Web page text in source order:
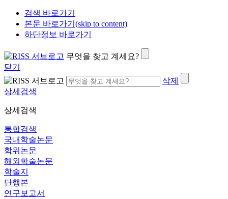
검색 바로가기
본문 바로가기(skip to content)
하단정보 바로가기
무엇을 찾고 계세요?
닫기
삭제
상세검색
상세검색
통합검색
국내학술논문
학위논문
해외학술논문
학술지
단행본
연구보고서